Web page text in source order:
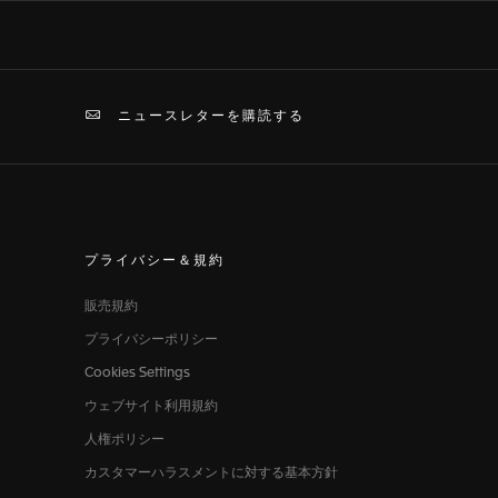
ニュースレターを購読する
プライバシー＆規約
販売規約
プライバシーポリシー
Cookies Settings
ウェブサイト利用規約
人権ポリシー
カスタマーハラスメントに対する基本方針